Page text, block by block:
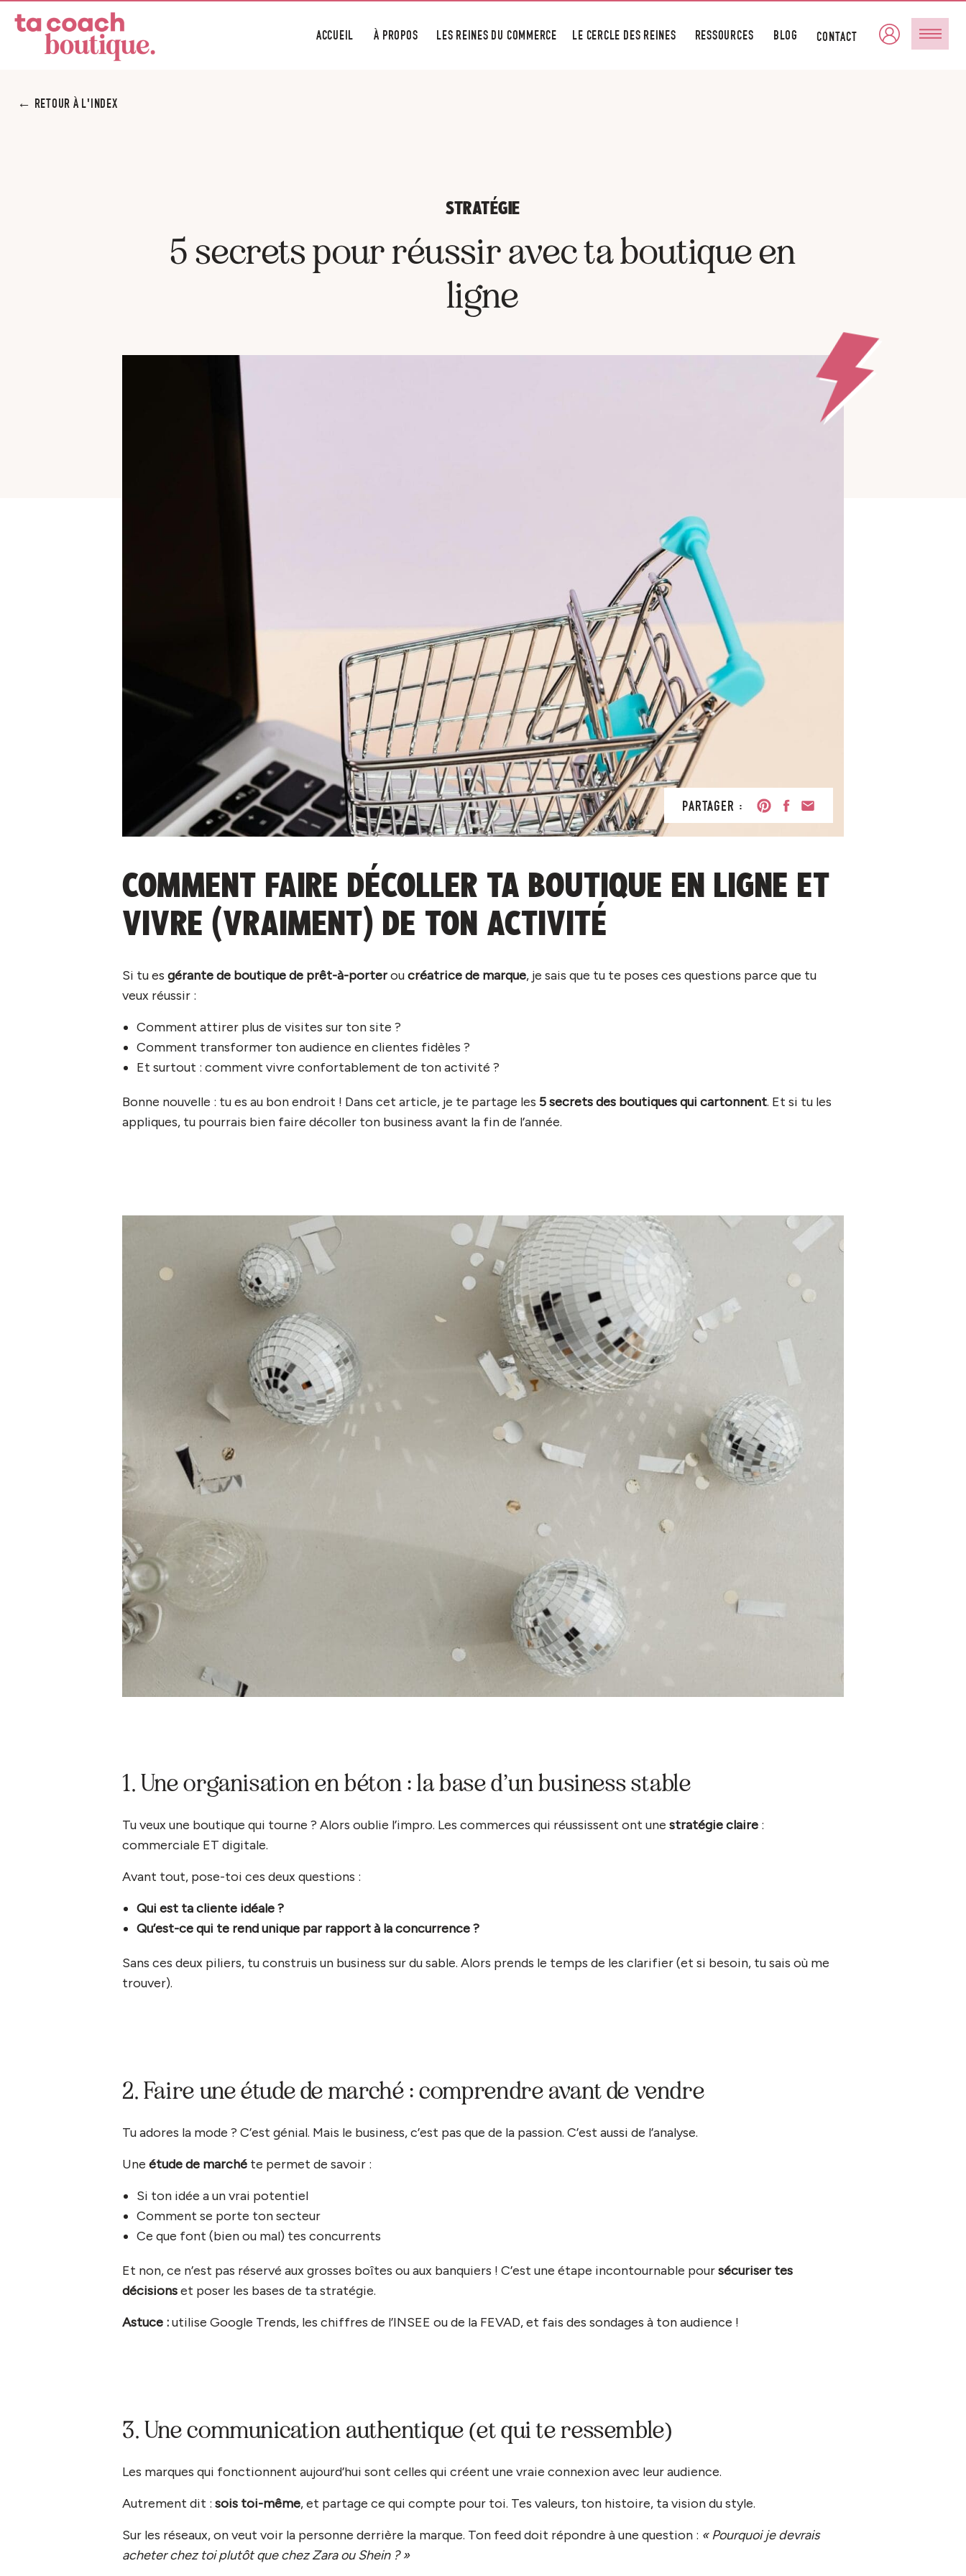
À PROPOS LES REINES DU COMMERCE BLOG CONTACT
ACCUEIL RESSOURCES
LE CERCLE DES REINES
5 secrets pour réussir avec ta boutique en
ligne
STRATÉGIE
← RETOUR À L'INDEX
COMMENT FAIRE DÉCOLLER TA BOUTIQUE EN LIGNE ET
VIVRE (VRAIMENT) DE TON ACTIVITÉ
Si tu es gérante de boutique de prêt-à-porteroucréatrice de marque, je sais que tu te poses ces questions parce que tu
veux réussir :
Comment attirer plus de visites sur ton site ?
Comment transformer ton audience en clientes fidèles ?
Et surtout : comment vivre confortablement de ton activité ?
Bonne nouvelle : tu es au bon endroit ! Dans cet article, je te partage les 5 secrets des boutiques qui cartonnent. Et si tu les
appliques, tu pourrais bien faire décoller ton business avant la fin de l’année.
1. Une organisation en béton : la base d’un business stable
Tu veux une boutique qui tourne ? Alors oublie l’impro. Les commerces qui réussissent ont une stratégie claire :
commerciale ET digitale.
Avant tout, pose-toi ces deux questions :
Qui est ta cliente idéale ?
Qu’est-ce qui te rend unique par rapport à la concurrence ?
Sans ces deux piliers, tu construis un business sur du sable. Alors prends le temps de les clarifier (et si besoin, tu sais où me
trouver).
2. Faire une étude de marché : comprendre avant de vendre
Tu adores la mode ? C’est génial. Mais le business, c’est pas que de la passion. C’est aussi de l’analyse.
Une étude de marché te permet de savoir :
Si ton idée a un vrai potentiel
Comment se porte ton secteur
Ce que font (bien ou mal) tes concurrents
Et non, ce n’est pas réservé aux grosses boîtes ou aux banquiers ! C’est une étape incontournable poursécuriser tes
décisionset poser les bases de ta stratégie.
Astuce :utilise Google Trends, les chiffres de l’INSEE ou de la FEVAD, et fais des sondages à ton audience !
3. Une communication authentique (et qui te ressemble)
Les marques qui fonctionnent aujourd’hui sont celles qui créent une vraie connexion avec leur audience.
Autrement dit : sois toi-même, et partage ce qui compte pour toi. Tes valeurs, ton histoire, ta vision du style.
Sur les réseaux, on veut voir la personne derrière la marque. Ton feed doit répondre à une question : « Pourquoi je devrais
acheter chez toi plutôt que chez Zara ou Shein ? »
PARTAGER :